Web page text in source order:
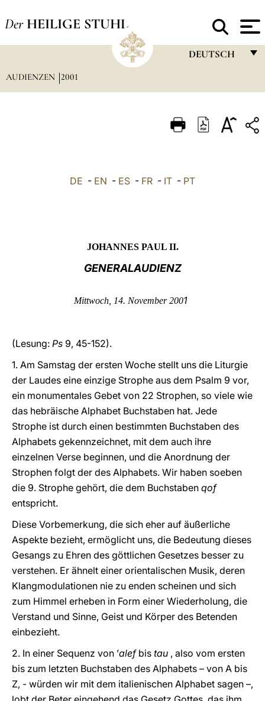
Der HEILIGE STUHL
DEUTSCH
ITALIANO
AUDIENZEN 2001
DE - EN - ES - FR - IT - PT
JOHANNES PAUL II.
GENERALAUDIENZ
Mittwoch, 14. November 2001
(Lesung: Ps 9, 45-152).
1. Am Samstag der ersten Woche stellt uns die Liturgie
der Laudes eine einzige Strophe aus dem Psalm 9 vor,
ein monumentales Gebet von 22 Strophen, so viele wie
das hebräische Alphabet Buchstaben hat. Jede
Strophe ist durch einen bestimmten Buchstaben des
Alphabets gekennzeichnet, mit dem auch ihre
einzelnen Verse beginnen, und die Anordnung der
Strophen folgt der des Alphabets. Wir haben soeben
die 9. Strophe gehört, die dem Buchstaben qof
entspricht.
Diese Vorbemerkung, die sich eher auf äußerliche
Aspekte bezieht, ermöglicht uns, die Bedeutung dieses
Gesangs zu Ehren des göttlichen Gesetzes besser zu
verstehen. Er ähnelt einer orientalischen Musik, deren
Klangmodulationen nie zu enden scheinen und sich
zum Himmel erheben in Form einer Wiederholung, die
Verstand und Sinne, Geist und Körper des Betenden
einbezieht.
2. In einer Sequenz von ’alef bis tau , also vom ersten
bis zum letzten Buchstaben des Alphabets – von A bis
Z, - würden wir mit dem italienischen Alphabet sagen –,